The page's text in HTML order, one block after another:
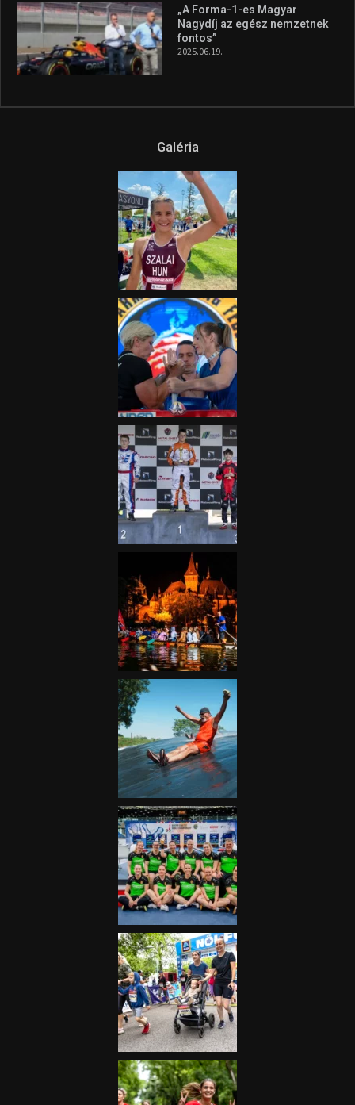
„A Forma-1-es Magyar
Nagydíj az egész nemzetnek
fontos”
2025.06.19.
Galéria